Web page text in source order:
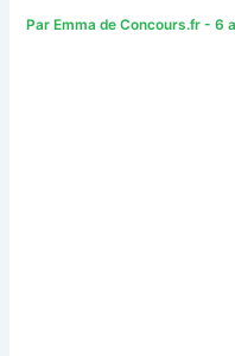
Par Emma de Concours.fr-6